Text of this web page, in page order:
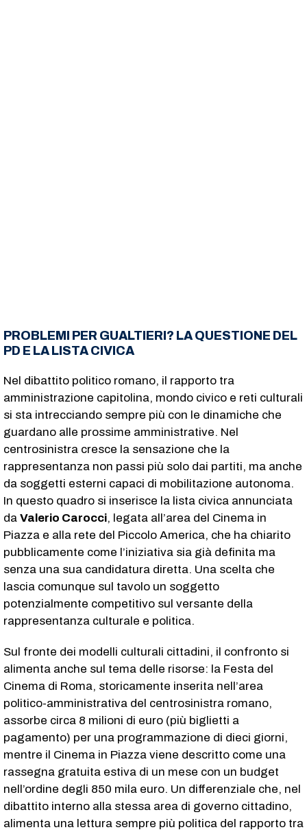
PROBLEMI PER GUALTIERI? LA QUESTIONE DEL
PD E LA LISTA CIVICA
Nel dibattito politico romano, il rapporto tra
amministrazione capitolina, mondo civico e reti culturali
si sta intrecciando sempre più con le dinamiche che
guardano alle prossime amministrative. Nel
centrosinistra cresce la sensazione che la
rappresentanza non passi più solo dai partiti, ma anche
da soggetti esterni capaci di mobilitazione autonoma.
In questo quadro si inserisce la lista civica annunciata
da Valerio Carocci, legata all’area del Cinema in
Piazza e alla rete del Piccolo America, che ha chiarito
pubblicamente come l’iniziativa sia già definita ma
senza una sua candidatura diretta. Una scelta che
lascia comunque sul tavolo un soggetto
potenzialmente competitivo sul versante della
rappresentanza culturale e politica.
Sul fronte dei modelli culturali cittadini, il confronto si
alimenta anche sul tema delle risorse: la Festa del
Cinema di Roma, storicamente inserita nell’area
politico-amministrativa del centrosinistra romano,
assorbe circa 8 milioni di euro (più biglietti a
pagamento) per una programmazione di dieci giorni,
mentre il Cinema in Piazza viene descritto come una
rassegna gratuita estiva di un mese con un budget
nell’ordine degli 850 mila euro. Un differenziale che, nel
dibattito interno alla stessa area di governo cittadino,
alimenta una lettura sempre più politica del rapporto tra